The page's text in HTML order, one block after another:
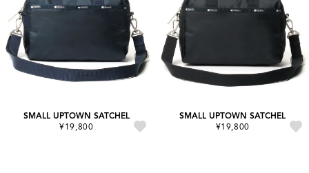
SMALL UPTOWN SATCHEL
¥19,800
SMALL UPTOWN SATCHEL
¥19,800